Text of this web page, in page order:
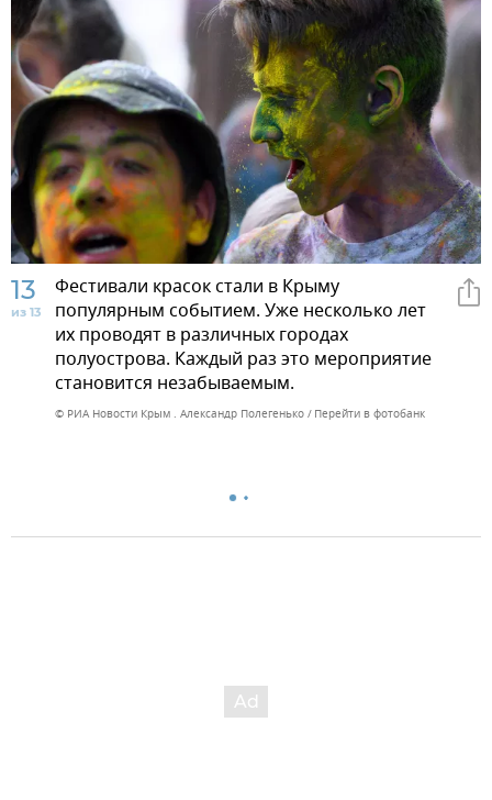
13
из 13
Фестивали красок стали в Крыму
популярным событием. Уже несколько лет
их проводят в различных городах
полуострова. Каждый раз это мероприятие
становится незабываемым.
© РИА Новости Крым . Александр Полегенько Перейти в фотобанк